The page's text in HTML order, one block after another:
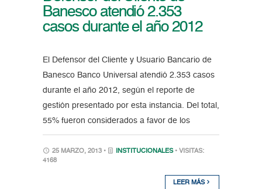
Banesco atendió 2.353
casos durante el año 2012
El Defensor del Cliente y Usuario Bancario de
Banesco Banco Universal atendió 2.353 casos
durante el año 2012, según el reporte de
gestión presentado por esta instancia. Del total,
55% fueron considerados a favor de los
25 MARZO, 2013 • INSTITUCIONALES • VISITAS:
4168
LEER MÁS